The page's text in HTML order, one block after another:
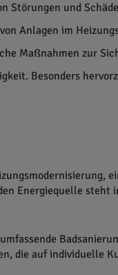
Störungen und
Anlagen im
Maßnahmen zur
Besonders
Energiequelle
die auf individuelle